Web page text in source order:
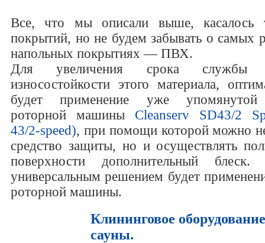
Все, что мы описали выше, касалось
покрытий, но не будем забывать о самых
напольных покрытиях — ПВХ.
Для увеличения срока
износостойкости этого материала,
будет применение уже упомянутой
роторной машины Cleanserv SD43/2
43/2-speed), при помощи которой можно
средство защиты, но и осуществлять
поверхности дополнительный
универсальным решением будет
роторной машины.
Клининговое
сауны.